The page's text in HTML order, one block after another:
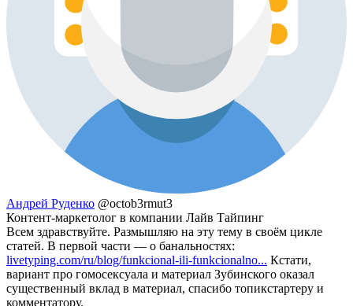
Андрей Руденко @octob3rmut3
Контент-маркетолог в компании Лайв Тайпинг
Всем здравствуйте. Размышляю на эту тему в своём цикле
статей. В первой части — о банальностях:
livetyping.com/ru/blog/funkcional-ili-funkcionalno... Кстати,
вариант про гомосексуала и материал Зубинского оказал
существенный вклад в материал, спасибо топикстартеру и
комментатору.